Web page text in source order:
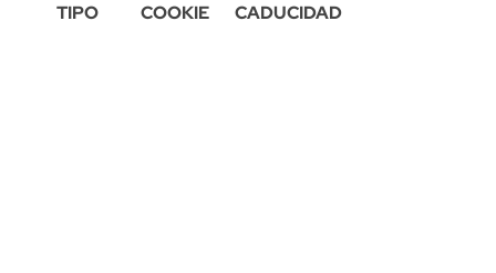
TIPO COOKIE CADUCIDAD